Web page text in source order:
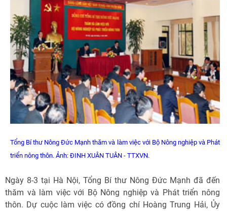
Tổng Bí thư Nông Đức Mạnh thăm và làm việc với Bộ Nông nghiệp và Phát
triển nông thôn. Ảnh: ĐINH XUÂN TUÂN - TTXVN.
Ngày 8-3 tại Hà Nội, Tổng Bí thư Nông Đức Mạnh đã đến
thăm và làm việc với Bộ Nông nghiệp và Phát triển nông
thôn. Dự cuộc làm việc có đồng chí Hoàng Trung Hải, Ủy